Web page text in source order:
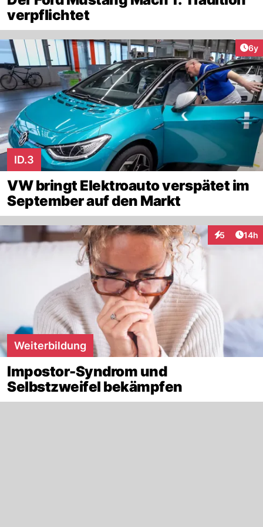
verpflichtet
6y
ID.3
VW bringt Elektroauto verspätet im
September auf den Markt
5
Interaktionen
14h
Weiterbildung
Impostor-Syndrom und
Selbstzweifel bekämpfen